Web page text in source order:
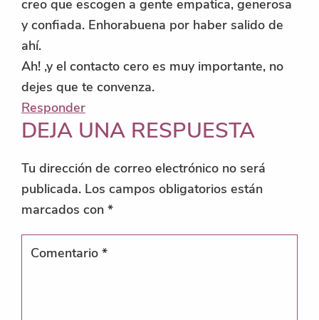
creo que escogen a gente empatica, generosa
y confiada. Enhorabuena por haber salido de
ahí.
Ah! ,y el contacto cero es muy importante, no
dejes que te convenza.
Responder
DEJA UNA RESPUESTA
Tu dirección de correo electrónico no será
publicada. Los campos obligatorios están
marcados con *